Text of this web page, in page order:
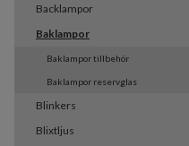
Backlampor
Baklampor
Baklampor tillbehör
Baklampor reservglas
Blinkers
Blixtljus